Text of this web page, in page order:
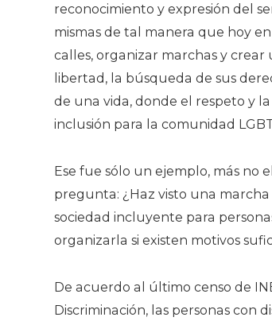
reconocimiento y expresión del
mismas de tal manera que hoy
calles, organizar marchas y
libertad, la búsqueda de sus
de una vida, donde el respeto y
inclusión para la comunidad
Ese fue sólo un ejemplo, más no
pregunta: ¿Haz visto una
sociedad incluyente para
organizarla si existen motivos
De acuerdo al último censo de
Discriminación, las personas con